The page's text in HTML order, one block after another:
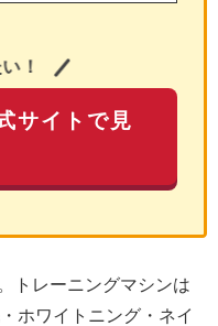
！
サイトで見
トレーニングマシンは
ホワイトニング・ネイ